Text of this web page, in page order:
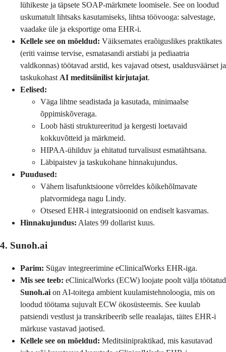
lühikeste ja täpsete SOAP-märkmete loomisele. See on loodud
uskumatult lihtsaks kasutamiseks, lihtsa töövooga: salvestage,
vaadake üle ja eksportige oma EHR-i.
Kellele see on mõeldud: Väiksemates eraõiguslikes praktikates
(eriti vaimse tervise, esmatasandi arstiabi ja pediaatria
valdkonnas) töötavad arstid, kes vajavad otsest, usaldusväärset ja
taskukohastAI meditsiinilist kirjutajat.
Eelised:
Väga lihtne seadistada ja kasutada, minimaalse
õppimiskõveraga.
Loob hästi struktureeritud ja kergesti loetavaid
kokkuvõtteid ja märkmeid.
HIPAA-ühilduv ja ehitatud turvalisust esmatähtsana.
Läbipaistev ja taskukohane hinnakujundus.
Puudused:
Vähem lisafunktsioone võrreldes kõikehõlmavate
platvormidega nagu Lindy.
Otsesed EHR-i integratsioonid on endiselt kasvamas.
Hinnakujundus: Alates 99 dollarist kuus.
4. Sunoh.ai
Parim: Sügav integreerimine eClinicalWorks EHR-iga.
Mis see teeb: eClinicalWorks (ECW) loojate poolt välja töötatud
Sunoh.ai on AI-toitega ambient kuulamistehnoloogia, mis on
loodud töötama sujuvalt ECW ökosüsteemis. See kuulab
patsiendi vestlust ja transkribeerib selle reaalajas, täites EHR-i
märkuse vastavad jaotised.
Kellele see on mõeldud: Meditsiinipraktikad, mis kasutavad